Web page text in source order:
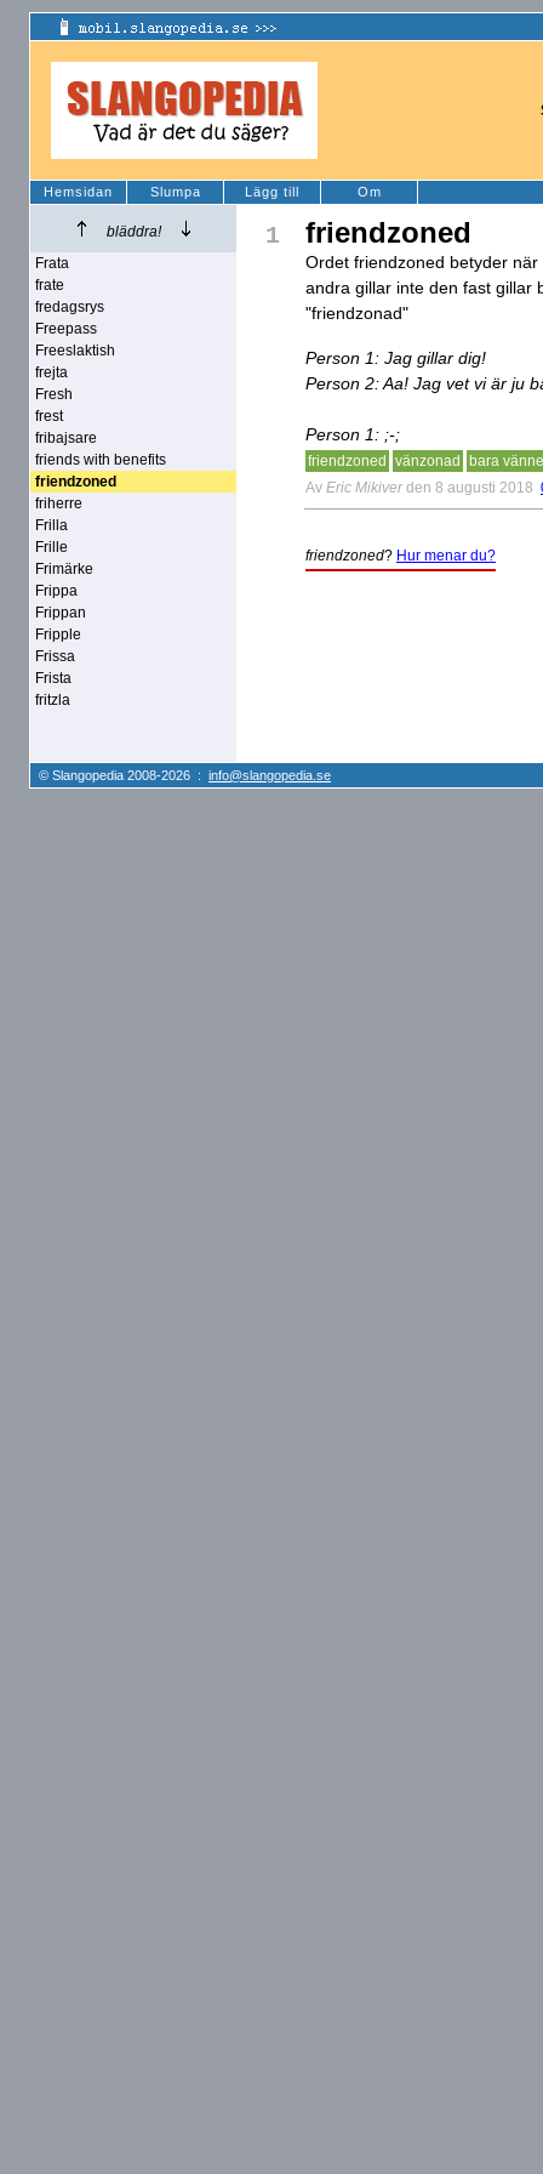
Hemsidan Slumpa Lägg till Om
bläddra!
Frata
frate
fredagsrys
Freepass
Freeslaktish
frejta
Fresh
frest
fribajsare
friends with benefits
friendzoned
friherre
Frilla
Frille
Frimärke
Frippa
Frippan
Fripple
Frissa
Frista
fritzla
1 friendzoned
Ordet friendzoned betyder
andra gillar inte den fast gillar
"friendzonad"
Person 1: Jag gillar dig!
Person 2: Aa! Jag vet vi är ju
Person 1: ;-;
friendzoned vänzonad
bara
Av Eric Mikiver den 8 augusti 2018
friendzoned? Hur menar du?
© Slangopedia 2008-2026 : info@slangopedia.se